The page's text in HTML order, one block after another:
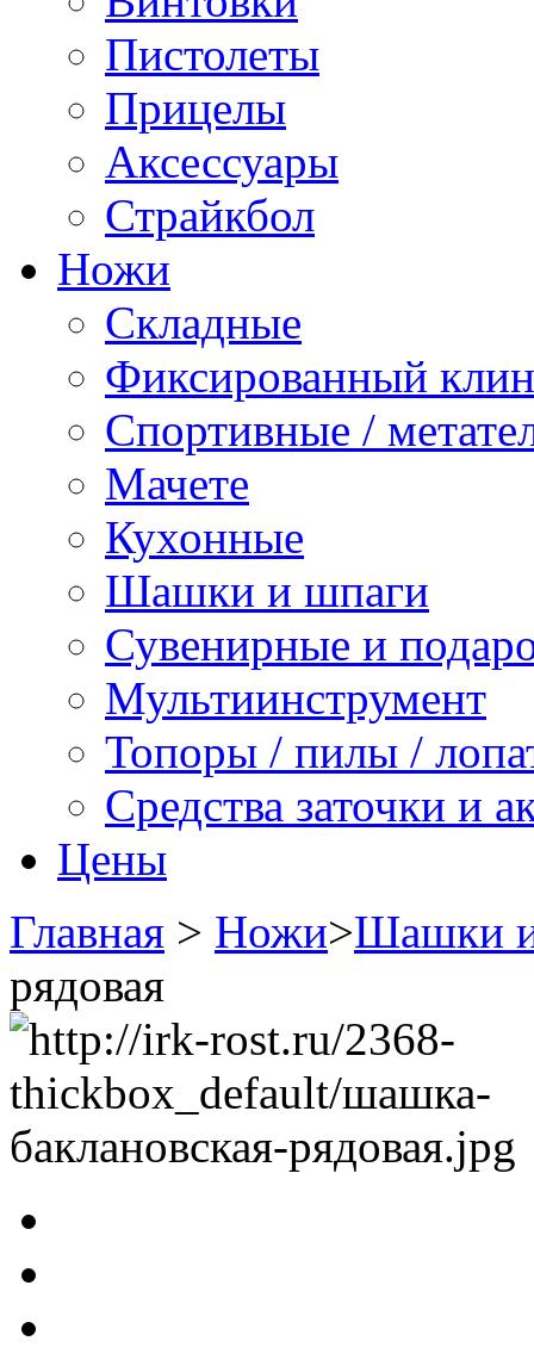
Пистолеты
Прицелы
Аксессуары
Страйкбол
Ножи
Складные
Фиксированный
Спортивные /
Мачете
Кухонные
Шашки и шпаги
Сувенирные и
Мультиинструмент
Топоры / пилы /
Средства заточки и
Цены
Главная > Ножи>Шашки
рядовая